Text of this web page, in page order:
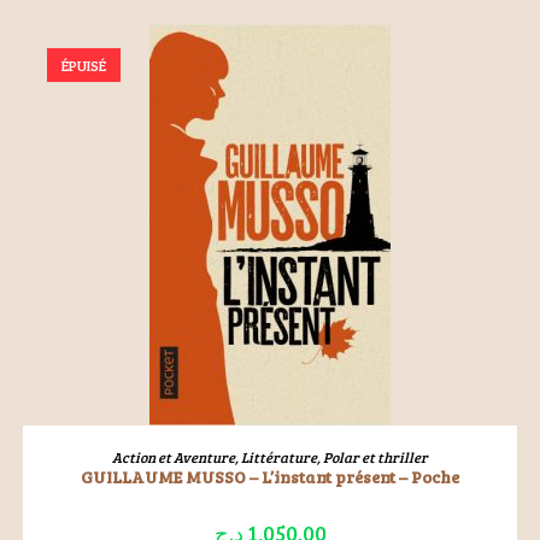
ÉPUISÉ
LIRE LA SUITE
Action et Aventure,Littérature,Polar et thriller
GUILLAUME MUSSO – L’instant présent – Poche
1,050.00 د.ج